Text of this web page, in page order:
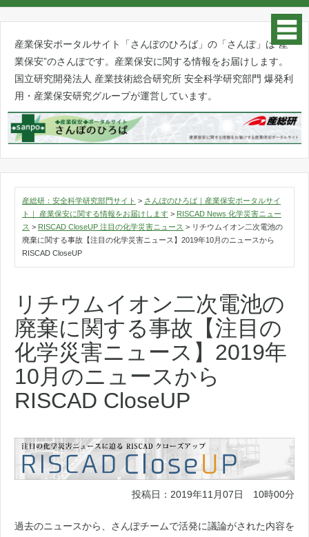
産業保安ポータルサイト「さんぽのひろば」の「さんぽ」は”産
業保安”のさんぽです。産業保安に関する情報をお届けします。
国立研究開発法人 産業技術総合研究所 安全科学研究部門 爆発利
用・産業保安研究グループが運営しています。
産総研：安全科学研究部門サイト > さんぽのひろば｜産業保安ポータルサイ
ト｜ 産業保安に関する情報をお届けします > RISCAD News 化学災害ニュー
ス > RISCAD CloseUP 注目の化学災害ニュース > リチウムイオン二次電池の
廃棄に関する事故【注目の化学災害ニュース】2019年10月のニュースから
RISCAD CloseUP
リチウムイオン二次電池の
廃棄に関する事故【注目の
化学災害ニュース】2019年
10月のニュースから
RISCAD CloseUP
投稿日：2019年11月07日 10時00分
過去のニュースから、さんぽチームで活発に議論がされた内容を